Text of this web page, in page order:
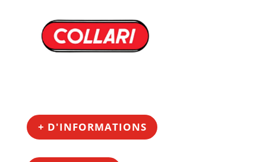
+ D'INFORMATIONS